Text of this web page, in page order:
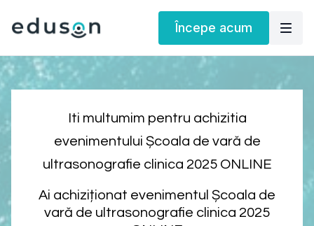
Începe acum
Iti multumim pentru achizitia
evenimentului Școala de vară de
ultrasonografie clinica 2025 ONLINE
Ai achiziționat evenimentul Școala de
vară de ultrasonografie clinica 2025